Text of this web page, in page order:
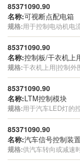
85371090.90
名称:可视断点配电箱
规格:用于控制电动机电
85371090.90
名称:控制板/干衣机上
规格:干衣机上用|控制外
85371090.90
名称:LTM控制模块
规格:用于汽车LED灯的
85371090.90
名称:汽车信号控制装
规格:供汽车转向或减速